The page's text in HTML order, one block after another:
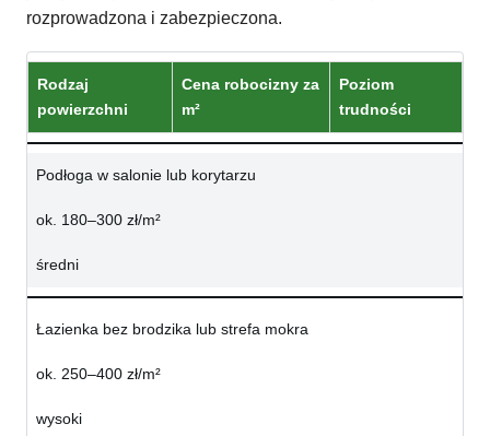
rozprowadzona i zabezpieczona.
Rodzaj
powierzchni
Cena robocizny za
m²
Poziom
trudności
Podłoga w salonie lub korytarzu
ok. 180–300 zł/m²
średni
Łazienka bez brodzika lub strefa mokra
ok. 250–400 zł/m²
wysoki